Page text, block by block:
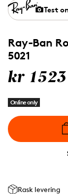
Ray-Ban
5021
kr 1523
Online only
Test
Rask levering